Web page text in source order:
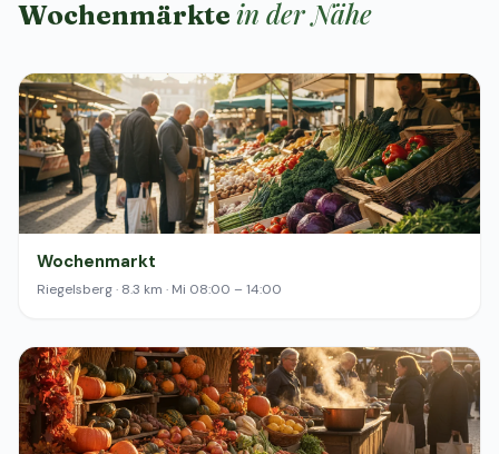
Wochenmärkte in der Nähe
Wochenmarkt
Riegelsberg · 8.3 km · Mi 08:00 – 14:00